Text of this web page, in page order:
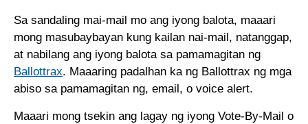
Sa sandaling mai-mail mo ang iyong balota, maaari
mong masubaybayan kung kailan nai-mail, natanggap,
at nabilang ang iyong balota sa pamamagitan ng
Ballottrax. Maaaring padalhan ka ng Ballottrax ng mga
abiso sa pamamagitan ng, email, o voice alert.
Maaari mong tsekin ang lagay ng iyong Vote-By-Mail o